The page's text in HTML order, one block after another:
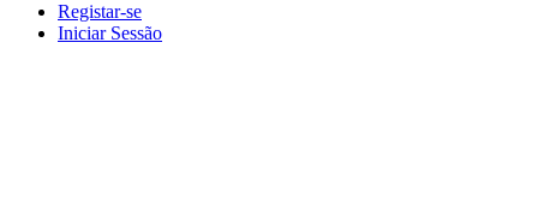
Registar-se
Iniciar Sessão